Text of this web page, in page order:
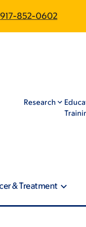
917-852-0602
Research
& Treatment